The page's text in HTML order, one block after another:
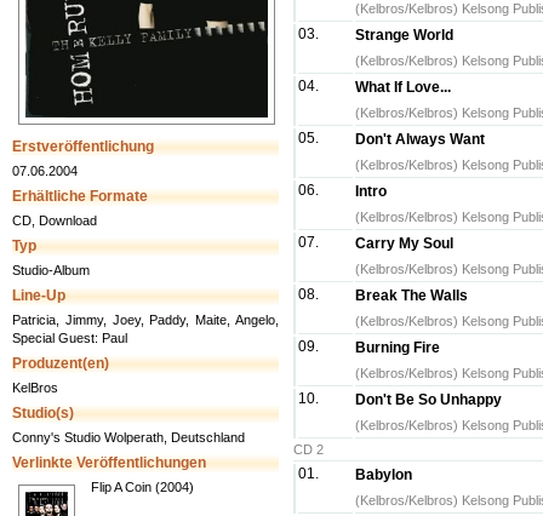
Erstveröffentlichung
07.06.2004
Erhältliche Formate
CD, Download
Typ
Studio-Album
Line-Up
Patricia, Jimmy, Joey, Paddy, Maite, Angelo,
Special Guest: Paul
Produzent(en)
KelBros
Studio(s)
Conny's Studio Wolperath, Deutschland
Verlinkte Veröffentlichungen
Flip A Coin (2004)
(Kelbros/Kelbros) Kelsong
03. Strange World
(Kelbros/Kelbros) Kelsong
04. What If Love...
(Kelbros/Kelbros) Kelsong
05. Don't Always Want
(Kelbros/Kelbros) Kelsong
06. Intro
(Kelbros/Kelbros) Kelsong
07. Carry My Soul
(Kelbros/Kelbros) Kelsong
08. Break The Walls
(Kelbros/Kelbros) Kelsong
09. Burning Fire
(Kelbros/Kelbros) Kelsong
10. Don't Be So Unhappy
(Kelbros/Kelbros) Kelsong
CD 2
01. Babylon
(Kelbros/Kelbros) Kelsong